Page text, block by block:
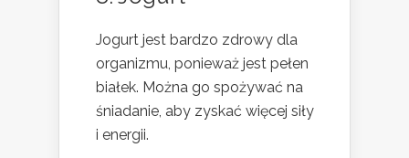
Jogurt jest bardzo zdrowy dla
organizmu, ponieważ jest pełen
białek. Można go spożywać na
śniadanie, aby zyskać więcej siły
i energii.